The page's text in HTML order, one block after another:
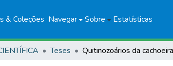
& Coleções Navegar Sobre Estatísticas
Teses